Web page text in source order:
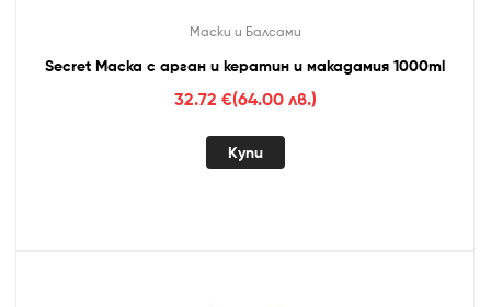
Маски и Балсами
Secret Маска с арган и кератин и макадамия 1000ml
32.72 €(64.00 лв.)
Купи